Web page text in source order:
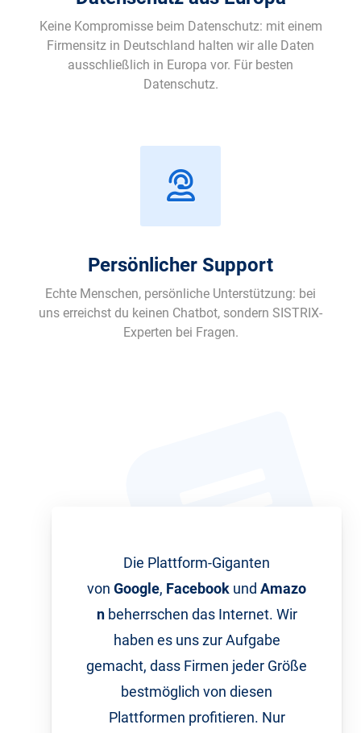
Keine Kompromisse beim Datenschutz: mit einem
Firmensitz in Deutschland halten wir alle Daten
ausschließlich in Europa vor. Für besten
Datenschutz.
Persönlicher Support
Echte Menschen, persönliche Unterstützung: bei
uns erreichst du keinen Chatbot, sondern SISTRIX-
Experten bei Fragen.
Die Plattform-Giganten
von Google, Facebook und Amazo
nbeherrschen das Internet. Wir
haben es uns zur Aufgabe
gemacht, dass Firmen jeder Größe
bestmöglich von diesen
Plattformen profitieren. Nur